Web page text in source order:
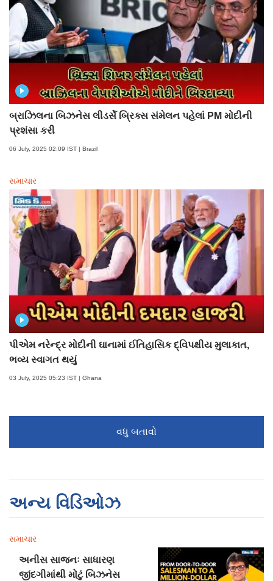
બ્રાઝિલના બિઝનેસ લીડર્સે બ્રિક્સ સંમેલન પહેલાં PM મોદીની
પ્રશંસા કરી
06 July, 2025 02:09 IST | Brazil
સમાચાર
પીએમ નરેન્દ્ર મોદીની ઘાનામાં ઈતિહાસિક દ્વિપક્ષીય મુલાકાત,
ભવ્ય સ્વાગત થયું
03 July, 2025 05:23 IST | Ghana
વધુ બતાવો
અન્ય વિડિઓઝ
સમાચાર
અનીસ સાજનઃ સાધારણ
જીંદગીમાંથી મોટું બિઝનેસ